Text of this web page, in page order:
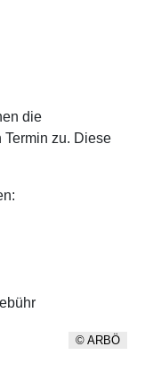
die
Termin zu. Diese
© ARBÖ